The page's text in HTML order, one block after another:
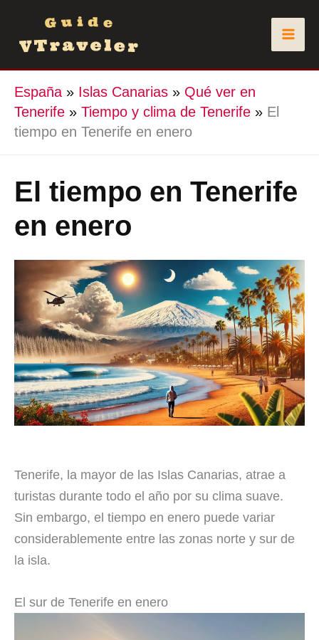
contenido
España » Islas Canarias » Qué ver en
Tenerife » Tiempo y clima de Tenerife » El
tiempo en Tenerife en enero
El tiempo en Tenerife
en enero
Tenerife, la mayor de las Islas Canarias, atrae a
turistas durante todo el año por su clima suave.
Sin embargo, el tiempo en enero puede variar
considerablemente entre las zonas norte y sur de
la isla.
El sur de Tenerife en enero